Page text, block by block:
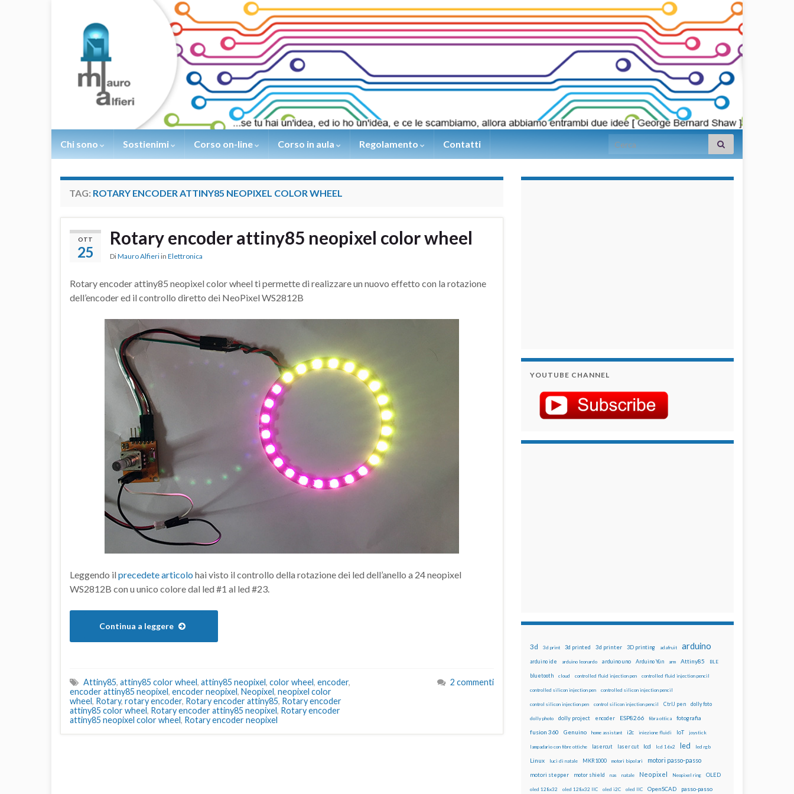
Chi sono Sostienimi Corso on-line Corso in aula Regolamento Contatti Search for:
TAG: ROTARY ENCODER ATTINY85 NEOPIXEL COLOR WHEEL
OTT
25
Rotary encoder attiny85 neopixel color wheel
DiMauro Alfieri in Elettronica
Rotary encoder attiny85 neopixel color wheel ti permette di realizzare un nuovo effetto con la rotazione
dell’encoder ed il controllo diretto dei NeoPixel WS2812B
Leggendo il precedete articolo hai visto il controllo della rotazione dei led dell’anello a 24 neopixel
WS2812B con u unico colore dal led #1 al led #23.
Continua a leggere
Attiny85, attiny85 color wheel, attiny85 neopixel, color wheel, encoder,
encoder attiny85 neopixel, encoder neopixel, Neopixel, neopixel color
wheel, Rotary, rotary encoder, Rotary encoder attiny85, Rotary encoder
attiny85 color wheel, Rotary encoder attiny85 neopixel, Rotary encoder
attiny85 neopixel color wheel, Rotary encoder neopixel
2 commenti
YOUTUBE CHANNEL
3d 3d print 3d printed 3d printer 3D printing adafruit arduino
arduino ide arduino leonardo arduino uno Arduino Yún arm Attiny85 BLE
bluetooth cloud controlled fluid injection pen controlled fluid injection pencil
controlled silicon injection pen controlled silicon injection pencil
control silicon injection pen control silicon injection pencil CtrlJ pen dolly foto
dolly photo dolly project encoder ESP8266 fibra ottica fotografia
fusion 360 Genuino home assistant i2c iniezione fluidi IoT joystick
lampadario con fibre ottiche lasercut laser cut lcd lcd 16x2 led led rgb
Linux luci di natale MKR1000 motori bipolari motori passo-passo
motori stepper motor shield nas natale Neopixel Neopixel ring OLED
oled 128x32 oled 128x32 IIC oled i2C oled IIC OpenSCAD passo-passo